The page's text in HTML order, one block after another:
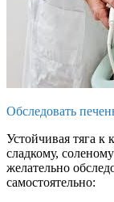
Обследовать
Устойчивая тяга к
сладкому,
желательно
самостоятельно: